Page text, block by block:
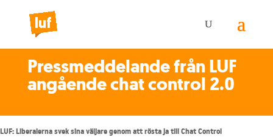
Pressmeddelande från LUF
angående chat control 2.0
LUF: Liberalerna svek sina väljare genom att rösta ja till Chat Control